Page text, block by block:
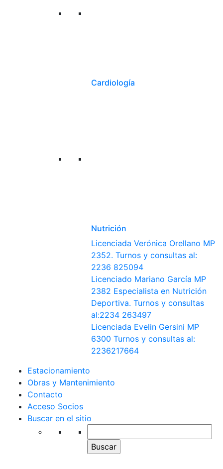
Cardiología
Nutrición
Licenciada Verónica Orellano MP
2352. Turnos y consultas al:
2236 825094
Licenciado Mariano García MP
2382 Especialista en Nutrición
Deportiva. Turnos y consultas
al:2234 263497
Licenciada Evelin Gersini MP
6300 Turnos y consultas al:
2236217664
Estacionamiento
Obras y Mantenimiento
Contacto
Acceso Socios
Buscar en el sitio